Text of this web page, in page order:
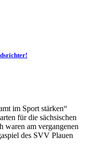
im Sport stärken“
für die sächsischen
waren am vergangenen
des SVV Plauen